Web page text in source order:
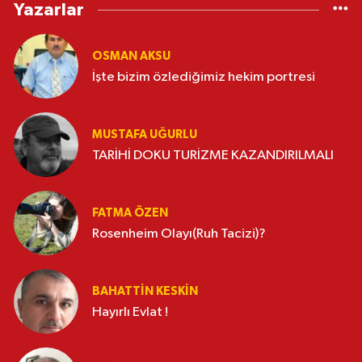
Yazarlar
OSMAN AKSU
İşte bizim özlediğimiz hekim portresi
MUSTAFA UĞURLU
TARİHİ DOKU TURİZME KAZANDIRILMALI
FATMA ÖZEN
Rosenheim Olayı(Ruh Tacizi)?
BAHATTIN KESKİN
Hayırlı Evlat !